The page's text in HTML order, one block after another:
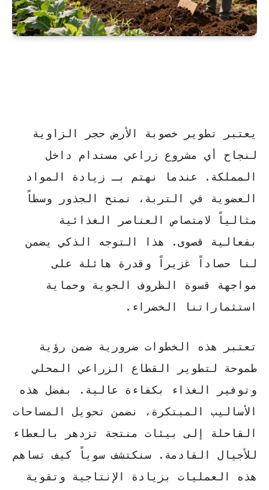
يعتبر تطوير خصوبة الأرضحجر الزاوية
لنجاح أي مشروع زراعي مستدام داخل
المملكة. عندما نهتم بـ زيادة المواد
العضوية في التربة، نمنح الجذور وسطاً
مثالياً لامتصاص العناصر الغذائية
بفعالية قصوى. هذا التوجه الذكي يضمن
لنا حصاداً غزيراً وقدرة هائلة على
مواجهة قسوة الظروف الجوية وحماية
استثماراتنا الخضراء.
تعتبر هذه الخطوات ضرورية ضمن رؤية
طموحة لتطوير القطاع الزراعي المحلي
وتوفير الغذاء بكفاءة عالية. بفضل هذه
الأساليب المبتكرة، نضمن تحويل المساحات
القاحلة إلى بيئات منتجة تزدهر بالعطاء
للأجيال القادمة. سنكتشف سوياً كيف تساهم
هذه العمليات بزيادة الإنتاجية وتقوية